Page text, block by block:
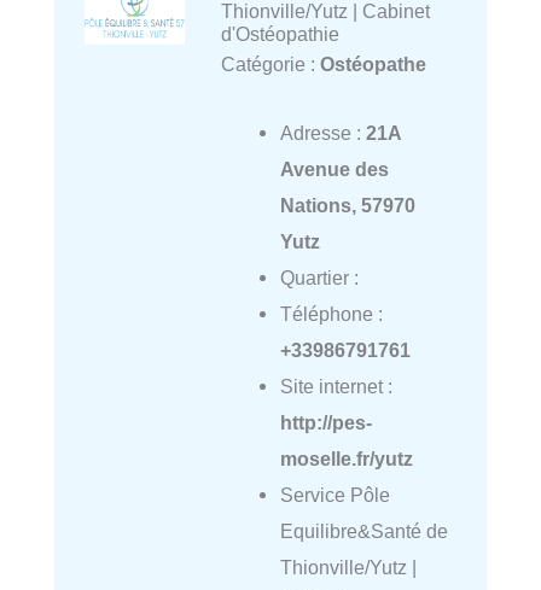
Thionville/Yutz | Cabinet
d'Ostéopathie
Catégorie : Ostéopathe
Adresse : 21A
Avenue des
Nations, 57970
Yutz
Quartier :
Téléphone :
+33986791761
Site internet :
http://pes-
moselle.fr/yutz
Service Pôle
Equilibre&Santé de
Thionville/Yutz |